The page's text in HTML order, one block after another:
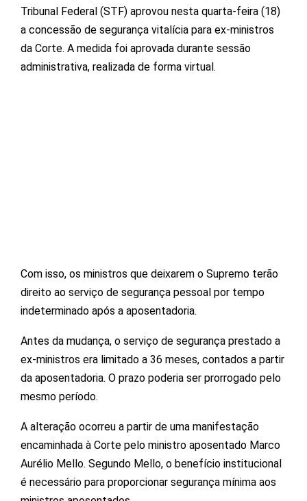
Tribunal Federal (STF) aprovou nesta quarta-feira (18)
a concessão de segurança vitalícia para ex-ministros
da Corte. A medida foi aprovada durante sessão
administrativa, realizada de forma virtual.
Com isso, os ministros que deixarem o Supremo terão
direito ao serviço de segurança pessoal por tempo
indeterminado após a aposentadoria.
Antes da mudança, o serviço de segurança prestado a
ex-ministros era limitado a 36 meses, contados a partir
da aposentadoria. O prazo poderia ser prorrogado pelo
mesmo período.
A alteração ocorreu a partir de uma manifestação
encaminhada à Corte pelo ministro aposentado Marco
Aurélio Mello. Segundo Mello, o benefício institucional
é necessário para proporcionar segurança mínima aos